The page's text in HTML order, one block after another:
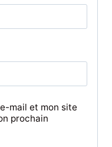
mail et mon site
prochain